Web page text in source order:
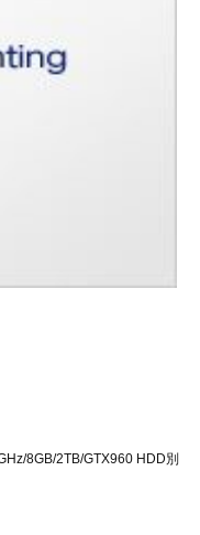
8GB/2TB/GTX960 HDD別